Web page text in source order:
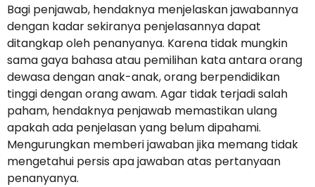
Bagi penjawab, hendaknya menjelaskan jawabannya
dengan kadar sekiranya penjelasannya dapat
ditangkap oleh penanyanya. Karena tidak mungkin
sama gaya bahasa atau pemilihan kata antara orang
dewasa dengan anak-anak, orang berpendidikan
tinggi dengan orang awam. Agar tidak terjadi salah
paham, hendaknya penjawab memastikan ulang
apakah ada penjelasan yang belum dipahami.
Mengurungkan memberi jawaban jika memang tidak
mengetahui persis apa jawaban atas pertanyaan
penanyanya.